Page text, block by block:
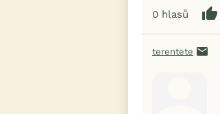
0 hlasů
terentete